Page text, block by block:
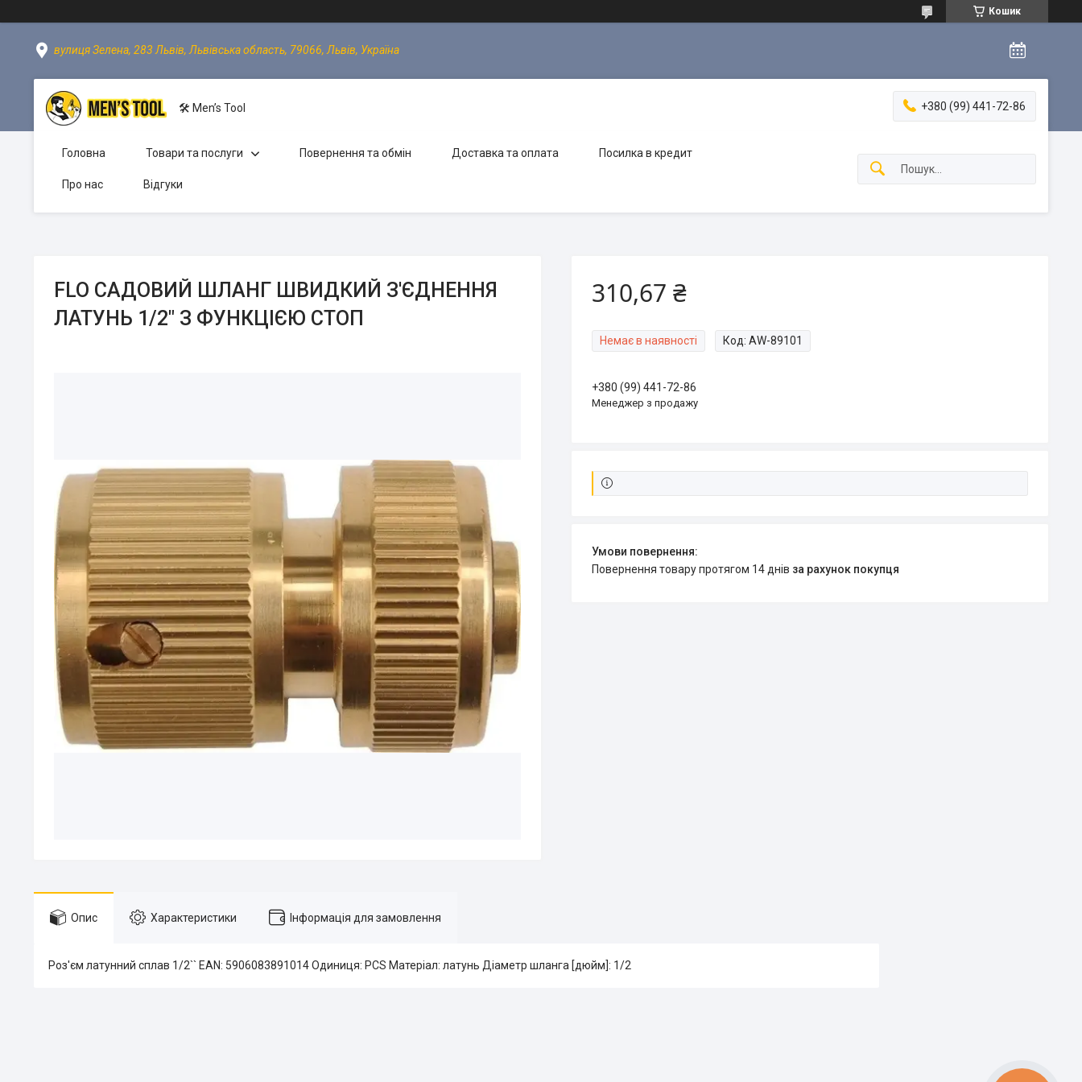
Кошик
вулиця Зелена, 283 Львів, Львівська область, 79066, Львів, Україна
🛠 Men’s Tool +380 (99) 441-72-86
Головна Товари та послуги Повернення та обмін Доставка та оплата Посилка в кредит
Про нас Відгуки
FLO САДОВИЙ ШЛАНГ ШВИДКИЙ З'ЄДНЕННЯ
ЛАТУНЬ 1/2" З ФУНКЦІЄЮ СТОП
310,67 ₴
Немає в наявності Код: AW-89101
+380 (99) 441-72-86
Менеджер з продажу
повернення товару протягом 14 днів за рахунок покупця
Опис Характеристики Інформація для замовлення
Роз'єм латунний сплав 1/2`` EAN: 5906083891014 Одиниця: PCS Матеріал: латунь Діаметр шланга [дюйм]: 1/2